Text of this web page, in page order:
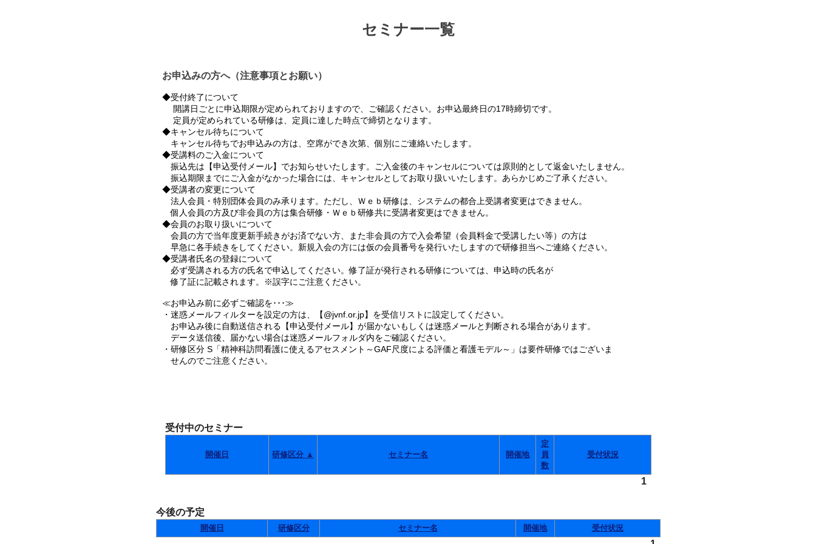
セミナー一覧
お申込みの方へ（注意事項とお願い）
◆受付終了について
開講日ごとに申込期限が定められておりますので、ご確認ください。お申込最終日の17時締切です。
定員が定められている研修は、定員に達した時点で締切となります。
◆キャンセル待ちについて
キャンセル待ちでお申込みの方は、空席ができ次第、個別にご連絡いたします。
◆受講料のご入金について
振込先は【申込受付メール】でお知らせいたします。ご入金後のキャンセルについては原則的として返金いたしません。
振込期限までにご入金がなかった場合には、キャンセルとしてお取り扱いいたします。あらかじめご了承ください。
◆受講者の変更について
法人会員・特別団体会員のみ承ります。ただし、Ｗｅｂ研修は、システムの都合上受講者変更はできません。
個人会員の方及び非会員の方は集合研修・Ｗｅｂ研修共に受講者変更はできません。
◆会員のお取り扱いについて
会員の方で当年度更新手続きがお済でない方、また非会員の方で入会希望（会員料金で受講したい等）の方は
早急に各手続きをしてください。新規入会の方には仮の会員番号を発行いたしますので研修担当へご連絡ください。
◆受講者氏名の登録について
必ず受講される方の氏名で申込してください。修了証が発行される研修については、申込時の氏名が
修了証に記載されます。※誤字にご注意ください。
≪お申込み前に必ずご確認を･･･≫
・迷惑メールフィルターを設定の方は、【@jvnf.or.jp】を受信リストに設定してください。
お申込み後に自動送信される【申込受付メール】が届かないもしくは迷惑メールと判断される場合があります。
データ送信後、届かない場合は迷惑メールフォルダ内をご確認ください。
・研修区分 S「精神科訪問看護に使えるアセスメント～GAF尺度による評価と看護モデル～」は要件研修ではございま
せんのでご注意ください。
受付中のセミナー
開催日 研修区分 ▲ セミナー名 開催地
定
員
数
受付状況
1
今後の予定
開催日 研修区分 セミナー名 開催地 受付状況